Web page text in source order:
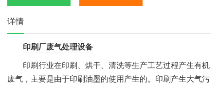
详情
印刷厂废气处理设备
印刷行业在印刷、烘干、清洗等生产工艺过程产生有机
废气，主要是由于印刷油墨的使用产生的。印刷产生大气污